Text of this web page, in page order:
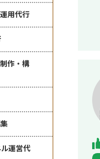
用代行
作・構
運営代